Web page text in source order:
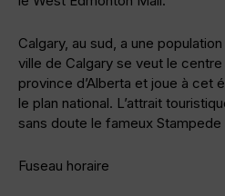
Calgary, au sud, a une
ville de Calgary se veut le
province d’Alberta et joue à cet
le plan national. L’attrait
sans doute le fameux Stampede
Fuseau horaire